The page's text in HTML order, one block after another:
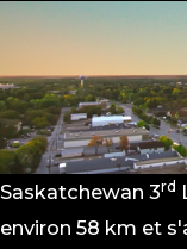
Saskatchewan 3rd
environ 58 km et